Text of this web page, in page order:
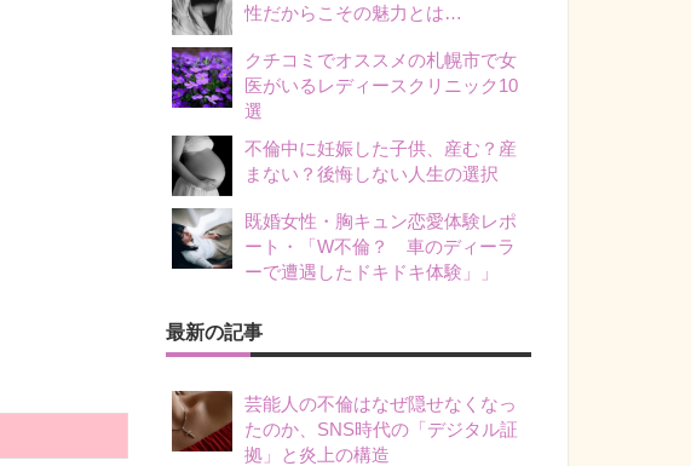
性だからこその魅力とは…
クチコミでオススメの札幌市で女
医がいるレディースクリニック10
選
不倫中に妊娠した子供、産む？産
まない？後悔しない人生の選択
既婚女性・胸キュン恋愛体験レポ
ート・「W不倫？ 車のディーラ
ーで遭遇したドキドキ体験」」
最新の記事
芸能人の不倫はなぜ隠せなくなっ
たのか、SNS時代の「デジタル証
拠」と炎上の構造